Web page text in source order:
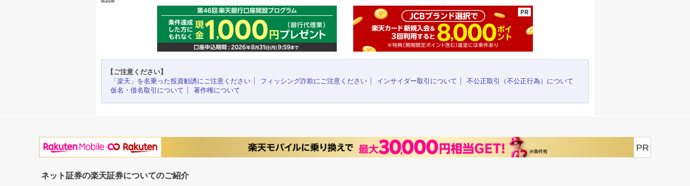
【ご注意ください】
「楽天」を名乗った投資勧誘にご注意ください
フィッシング詐欺にご注意ください インサイダー取引について
不公正取引（不公正行為）について
仮名・借名取引について
著作権について
PR
ネット証券の楽天証券についてのご紹介